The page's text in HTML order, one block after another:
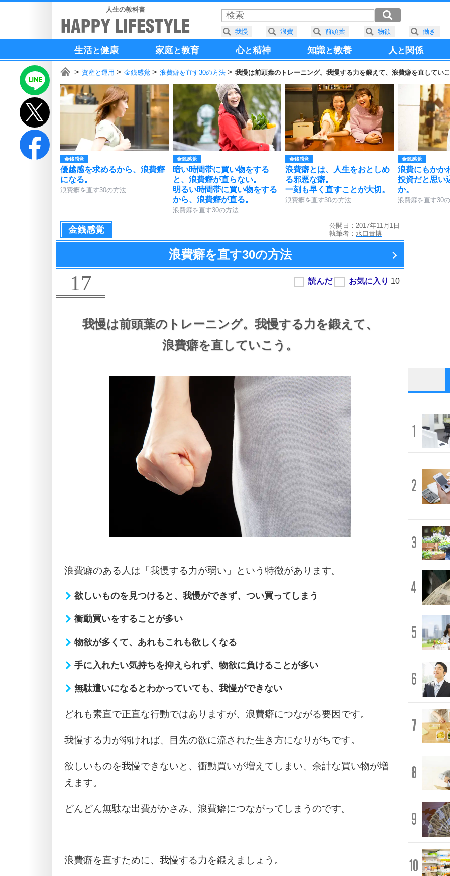
人生の教科書
生活と健康 家庭と教育 心と精神 知識と教養 人と 関係
資産と運用 金銭感覚 浪費癖を直す30の方法 我慢は前頭葉のトレーニング。我慢する力を鍛えて、浪費癖を直していこ
金銭感覚
優越感を求めるから、浪費癖
になる。
浪費癖を直す30の方法
金銭感覚
暗い時間帯に買い物をする
と、浪費癖が直らない。
明るい時間帯に買い物をする
から、浪費癖が直る。
浪費癖を直す30の方法
金銭感覚
浪費癖とは、人生をおとしめ
る邪悪な癖。
一刻も早く直すことが大切。
浪費癖を直す30の方法
金銭感覚
浪費にもかか
投資だと思い
か。
浪費癖を直す30
金銭感覚
公開日：2017年11月1日
執筆者： 水口貴博
浪費癖を直す30の方法
17
我慢は前頭葉のトレーニング。 我慢する力を鍛えて、
浪費癖を直していこう。
浪費癖のある人は「我慢する力が弱い」という特徴があります。
欲しいものを見つけると、我慢ができず、つい買ってしまう
衝動買いをすることが多い
物欲が多くて、あれもこれも欲しくなる
手に入れたい気持ちを抑えられず、物欲に負けることが多い
無駄遣いになるとわかっていても、我慢ができない
どれも素直で正直な行動ではありますが、浪費癖につながる要因です。
我慢する力が弱ければ、目先の欲に流された生き方になりがちです。
欲しいものを我慢できないと、衝動買いが増えてしまい、余計な買い物が増
えます。
どんどん無駄な出費がかさみ、浪費癖につながってしまうのです。
浪費癖を直すために、我慢する力を鍛えましょう。
1
2
3
4
5
6
7
8
9
10
我慢 浪費 前頭葉 物欲 働き